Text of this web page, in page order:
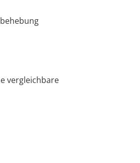
vergleichbare